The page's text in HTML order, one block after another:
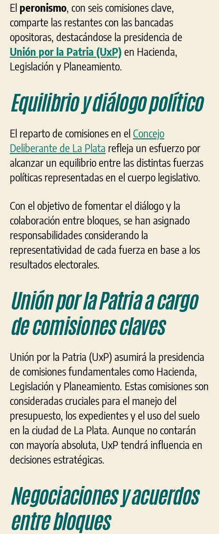
El peronismo, con seis comisiones clave,
comparte las restantes con las bancadas
opositoras, destacándose la presidencia de
Unión por la Patria (UxP) en Hacienda,
Legislación y Planeamiento.
Equilibrio y diálogo político
El reparto de comisiones en el Concejo
Deliberante de La Plata refleja un esfuerzo por
alcanzar un equilibrio entre las distintas fuerzas
políticas representadas en el cuerpo legislativo.
Con el objetivo de fomentar el diálogo y la
colaboración entre bloques, se han asignado
responsabilidades considerando la
representatividad de cada fuerza en base a los
resultados electorales.
Unión por la Patria a cargo
de comisiones claves
Unión por la Patria (UxP) asumirá la presidencia
de comisiones fundamentales como Hacienda,
Legislación y Planeamiento. Estas comisiones son
consideradas cruciales para el manejo del
presupuesto, los expedientes y el uso del suelo
en la ciudad de La Plata. Aunque no contarán
con mayoría absoluta, UxP tendrá influencia en
decisiones estratégicas.
Negociaciones y acuerdos
entre bloques